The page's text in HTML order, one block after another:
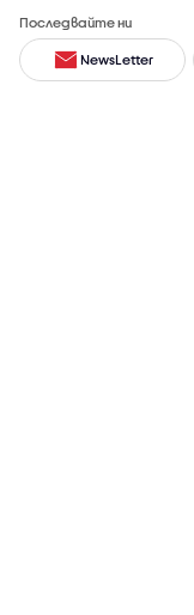
Последвайте ни
NewsLetter